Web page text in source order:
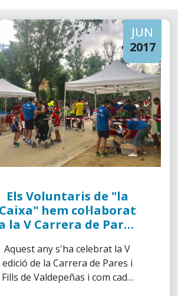
JUN
2017
Els Voluntaris de "la
Caixa" hem col·laborat
la V Carrera de Pares
Aquest any s'ha celebrat la V
edició de la Carrera de Pares i
Fills de Valdepeñas i com cada